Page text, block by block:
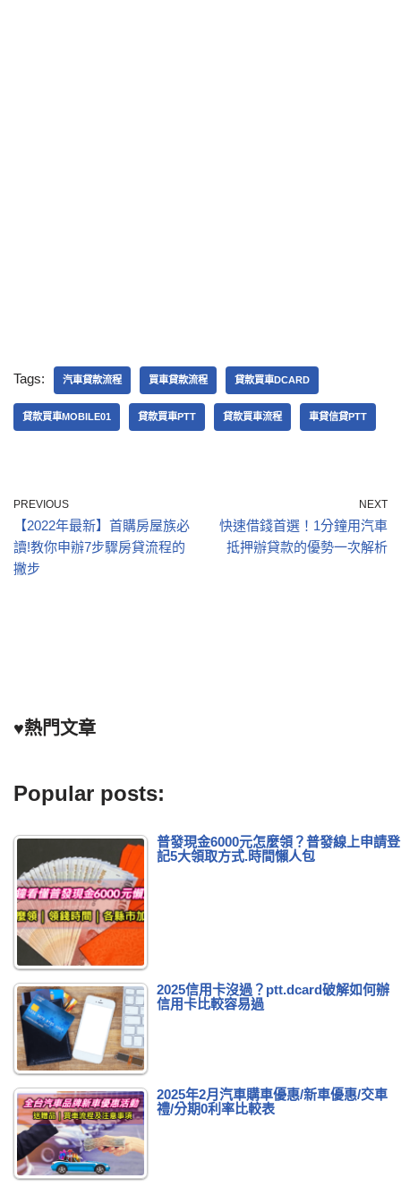
Tags: 汽車貸款流程 買車貸款流程 貸款買車DCARD
貸款買車MOBILE01 貸款買車PTT 貸款買車流程 車貸信貸PTT
PREVIOUS
【2022年最新】首購房屋族必
讀!教你申辦7步驟房貸流程的
撇步
NEXT
快速借錢首選！1分鐘用汽車
抵押辦貸款的優勢一次解析
♥熱門文章
Popular posts:
普發現金6000元怎麼領？普發線上申請登
記5大領取方式.時間懶人包
2025信用卡沒過？ptt.dcard破解如何辦
信用卡比較容易過
2025年2月汽車購車優惠/新車優惠/交車
禮/分期0利率比較表